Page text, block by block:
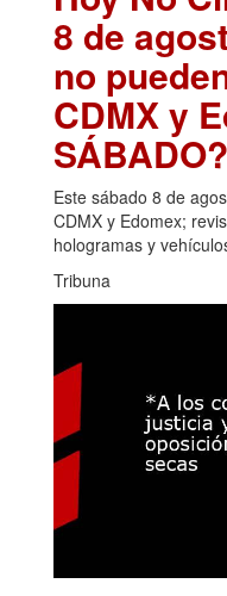
8 de
no
CDMX y
SÁBADO?
Este sábado 8 de
CDMX y Edomex;
hologramas y
Tribuna